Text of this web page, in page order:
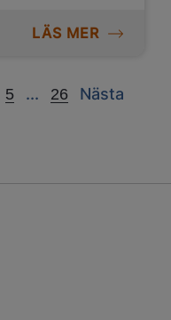
LÄS MER
5 ...
Next26 Nästa
Next